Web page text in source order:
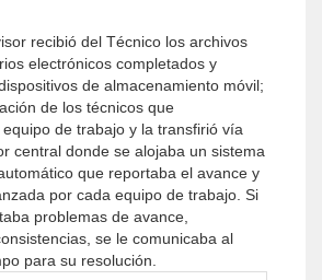
recibió del Técnico los archivos
electrónicos completados y
de almacenamiento móvil;
de los técnicos que
de trabajo y la transfirió vía
central donde se alojaba un sistema
que reportaba el avance y
por cada equipo de trabajo. Si
problemas de avance,
se le comunicaba al
para su resolución.